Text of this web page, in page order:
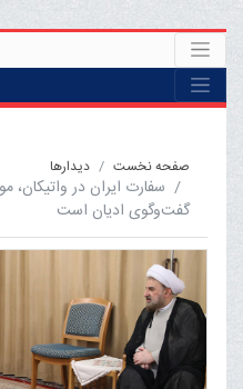
صفحه نخست ديدارها
سفارت ایران در واتیکان،
گفت‌وگوی ادیان است